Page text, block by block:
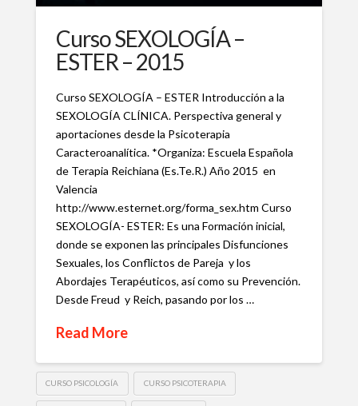
Curso SEXOLOGÍA –
ESTER – 2015
Curso SEXOLOGÍA – ESTER Introducción a la
SEXOLOGÍA CLÍNICA. Perspectiva general y
aportaciones desde la Psicoterapia
Caracteroanalítica. *Organiza: Escuela Española
de Terapia Reichiana (Es.Te.R.) Año 2015 en
Valencia
http://www.esternet.org/forma_sex.htm Curso
SEXOLOGÍA- ESTER: Es una Formación inicial,
donde se exponen las principales Disfunciones
Sexuales, los Conflictos de Pareja y los
Abordajes Terapéuticos, así como su Prevención.
Desde Freud y Reich, pasando por los …
Read More
CURSO PSICOLOGÍA CURSO PSICOTERAPIA